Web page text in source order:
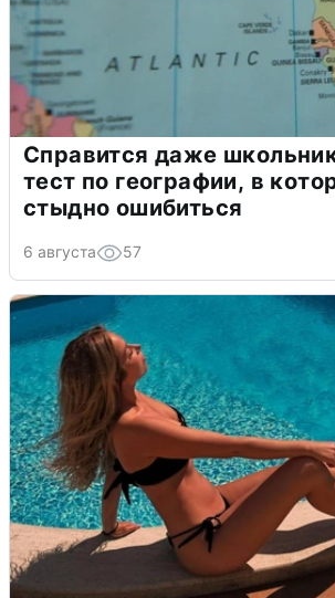
Справится даже
тест по географии, в
стыдно ошибиться
6 августа 57